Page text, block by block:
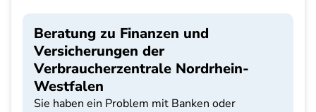
Beratung zu Finanzen und
Versicherungen der
Verbraucherzentrale Nordrhein-
Westfalen
Sie haben ein Problem mit Banken oder